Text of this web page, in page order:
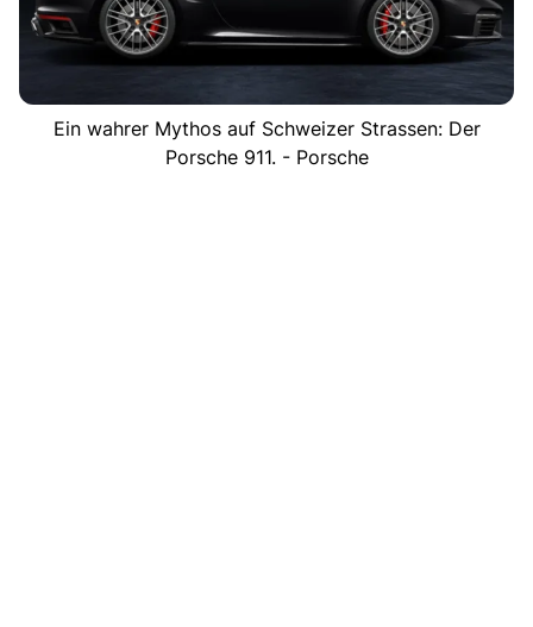
Ein wahrer Mythos auf Schweizer Strassen: Der
Porsche 911. - Porsche